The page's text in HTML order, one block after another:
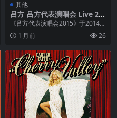
其他
吕方 吕方代表演唱会 Live 20
15 SACD DFF
《吕方代表演唱会2015》于2014年
9月4-5日登陆红磡香港体育馆，是
吕方阔别...
1 月前 26